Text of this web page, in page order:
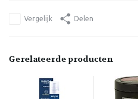
Vergelijk Delen
Gerelateerde producten